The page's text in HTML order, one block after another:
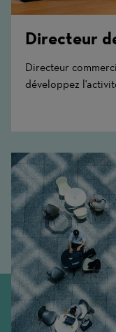
Directeur
Directeur
développez